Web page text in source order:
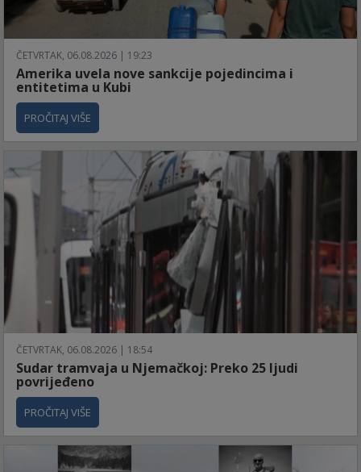
ČETVRTAK, 06.08.2026 | 19:23
Amerika uvela nove sankcije pojedincima i
entitetima u Kubi
PROČITAJ VIŠE
ČETVRTAK, 06.08.2026 | 18:54
Sudar tramvaja u Njemačkoj: Preko 25 ljudi
povrijeđeno
PROČITAJ VIŠE